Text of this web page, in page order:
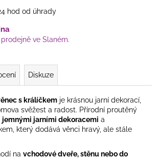
hod od úhrady
ve Slaném.
Diskuze
s králíčkem je krásnou jarní dekorací,
svěžest a radost. Přírodní proutěný
jemnými jarními dekoracemi a
který dodává věnci hravý, ale stále
na vchodové dveře, stěnu nebo do